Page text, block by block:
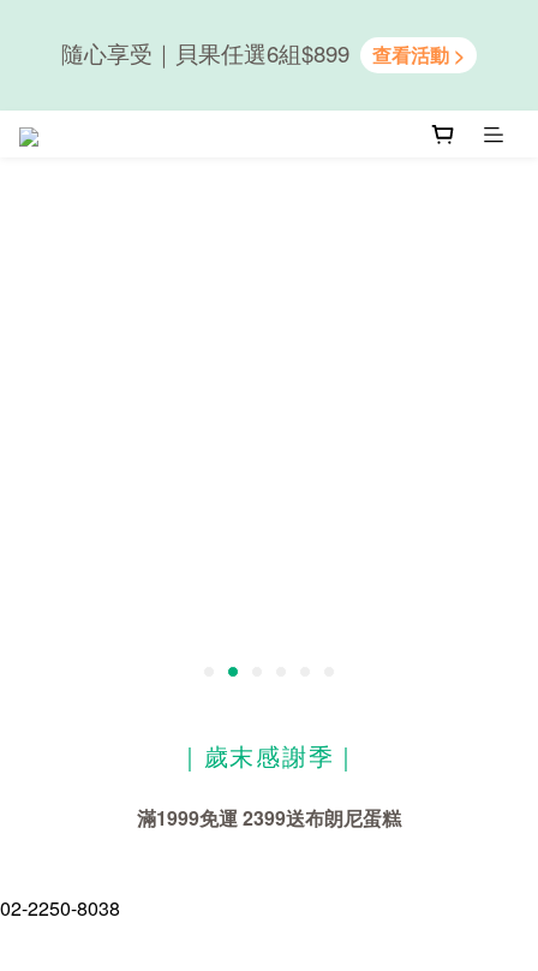
隨心享受｜貝果任選6組$899
隨心享受｜貝果任選6組$899
新會員送50元購物金｜LINE註冊再送優格吐司
｜歲末感謝季｜
滿1999免運 2399送布朗尼蛋糕
02-2250-8038